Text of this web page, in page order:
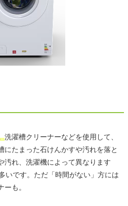
洗濯槽クリーナーなどを使用して、
にたまった石けんかすや汚れを落と
汚れ、洗濯機によって異なります
いです。ただ「時間がない」方には
も。